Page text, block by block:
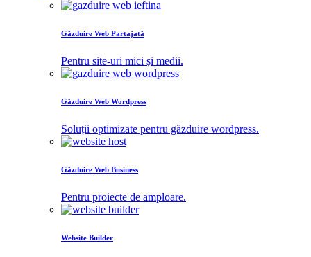
Găzduire Web Partajată
Pentru site-uri mici și medii.
Găzduire Web Wordpress
Soluții optimizate pentru găzduire wordpress.
Găzduire Web Business
Pentru proiecte de amploare.
Website Builder